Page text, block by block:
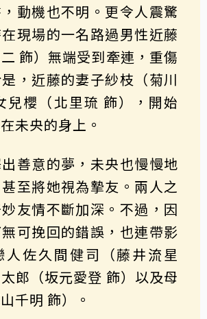
動機也不明。更令人震驚
現場的一名路過男性近藤
飾）無端受到牽連，重傷
，近藤的妻子紗枝（菊川
兒櫻（北里琉 飾），開始
未央的身上。
善意的夢，未央也慢慢地
至將她視為摯友。兩人之
友情不斷加深。不過，因
可挽回的錯誤，也連帶影
人佐久間健司（藤井流星
郎（坂元愛登 飾）以及母
千明 飾）。